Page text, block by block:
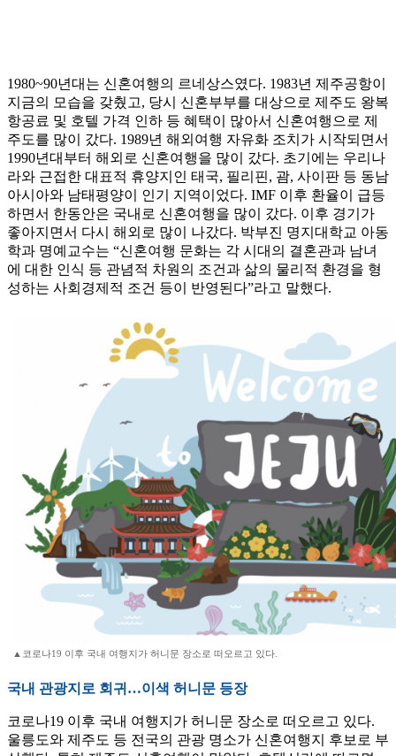
1980~90년대는 신혼여행의 르네상스였다. 1983년 제주공항이
지금의 모습을 갖췄고, 당시 신혼부부를 대상으로 제주도 왕복
항공료 및 호텔 가격 인하 등 혜택이 많아서 신혼여행으로 제
주도를 많이 갔다. 1989년 해외여행 자유화 조치가 시작되면서
1990년대부터 해외로 신혼여행을 많이 갔다. 초기에는 우리나
라와 근접한 대표적 휴양지인 태국, 필리핀, 괌, 사이판 등 동남
아시아와 남태평양이 인기 지역이었다. IMF 이후 환율이 급등
하면서 한동안은 국내로 신혼여행을 많이 갔다. 이후 경기가
좋아지면서 다시 해외로 많이 나갔다. 박부진 명지대학교 아동
학과 명예교수는 “신혼여행 문화는 각 시대의 결혼관과 남녀
에 대한 인식 등 관념적 차원의 조건과 삶의 물리적 환경을 형
성하는 사회경제적 조건 등이 반영된다”라고 말했다.
▲코로나19 이후 국내 여행지가 허니문 장소로 떠오르고 있다.
국내 관광지로 회귀…이색 허니문 등장
코로나19 이후 국내 여행지가 허니문 장소로 떠오르고 있다.
울릉도와 제주도 등 전국의 관광 명소가 신혼여행지 후보로 부